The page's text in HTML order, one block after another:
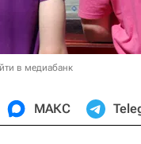
в медиабанк
МАКС